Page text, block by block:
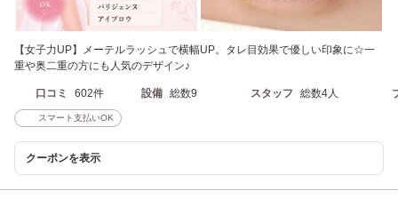
【女子力UP】メーテルラッシュで横幅UP。タレ目効果で優しい印象に☆一
重や奥二重の方にも人気のデザイン♪
口コミ 602件 設備 総数9 スタッフ 総数4人
スマート支払いOK
クーポンを表示